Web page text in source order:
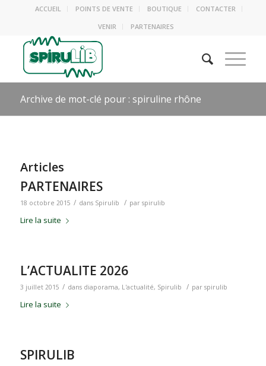
ACCUEIL POINTS DE VENTE BOUTIQUE
CONTACTER
VENIR
PARTENAIRES
Archive de mot-clé pour : spiruline rhône
Articles
PARTENAIRES
18 octobre 2015 / dans Spirulib / par spirulib
Lire la suite
L’ACTUALITE 2026
3 juillet 2015 / dans diaporama, L'actualité, Spirulib / par spirulib
Lire la suite
SPIRULIB